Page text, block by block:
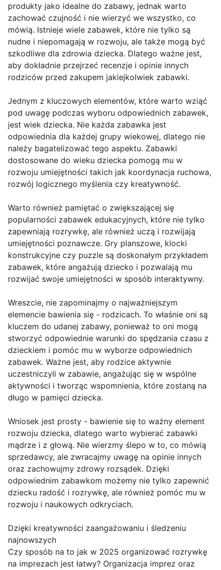
produkty jako idealne do zabawy, jednak warto
zachować czujność i nie wierzyć we wszystko, co
mówią. Istnieje wiele zabawek, które nie tylko są
nudne i niepomagają w rozwoju, ale także mogą być
szkodliwe dla zdrowia dziecka. Dlatego ważne jest,
aby dokładnie przejrzeć recenzje i opinie innych
rodziców przed zakupem jakiejkolwiek zabawki.
Jednym z kluczowych elementów, które warto wziąć
pod uwagę podczas wyboru odpowiednich zabawek,
jest wiek dziecka. Nie każda zabawka jest
odpowiednia dla każdej grupy wiekowej, dlatego nie
należy bagatelizować tego aspektu. Zabawki
dostosowane do wieku dziecka pomogą mu w
rozwoju umiejętności takich jak koordynacja ruchowa,
rozwój logicznego myślenia czy kreatywność.
Warto również pamiętać o zwiększającej się
popularności zabawek edukacyjnych, które nie tylko
zapewniają rozrywkę, ale również uczą i rozwijają
umiejętności poznawcze. Gry planszowe, klocki
konstrukcyjne czy puzzle są doskonałym przykładem
zabawek, które angażują dziecko i pozwalają mu
rozwijać swoje umiejętności w sposób interaktywny.
Wreszcie, nie zapominajmy o najważniejszym
elemencie bawienia się - rodzicach. To właśnie oni są
kluczem do udanej zabawy, ponieważ to oni mogą
stworzyć odpowiednie warunki do spędzania czasu z
dzieckiem i pomóc mu w wyborze odpowiednich
zabawek. Ważne jest, aby rodzice aktywnie
uczestniczyli w zabawie, angażując się w wspólne
aktywności i tworząc wspomnienia, które zostaną na
długo w pamięci dziecka.
Wniosek jest prosty - bawienie się to ważny element
rozwoju dziecka, dlatego warto wybierać zabawki
mądrze i z głową. Nie wierzmy ślepo w to, co mówią
sprzedawcy, ale zwracajmy uwagę na opinie innych
oraz zachowujmy zdrowy rozsądek. Dzięki
odpowiednim zabawkom możemy nie tylko zapewnić
dziecku radość i rozrywkę, ale również pomóc mu w
rozwoju i naukowych odkryciach.
Dzięki kreatywności zaangażowaniu i śledzeniu
najnowszych
Czy sposób na to jak w 2025 organizować rozrywkę
na imprezach jest łatwy? Organizacja imprez oraz